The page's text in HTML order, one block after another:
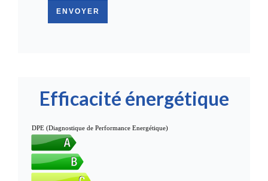
ENVOYER
Efficacité énergétique
DPE (Diagnostique de Performance Energétique)